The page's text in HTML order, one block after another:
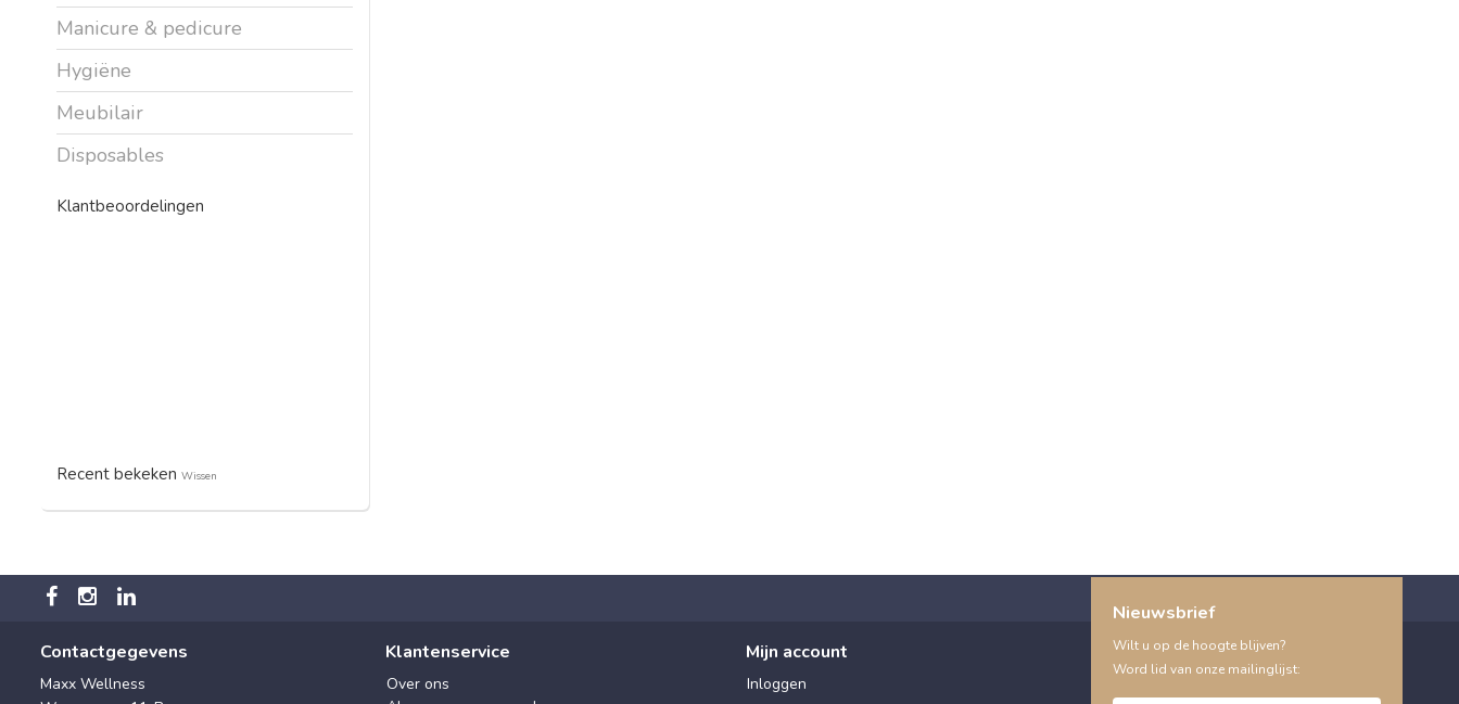
Manicure & pedicure
Hygiëne
Meubilair
Disposables
Klantbeoordelingen
Recent bekeken Wissen
Contactgegevens
Maxx Wellness
Klantenservice
Over ons
Mijn account
Inloggen
Nieuwsbrief
Wilt u op de hoogte blijven?
Word lid van onze mailinglijst: